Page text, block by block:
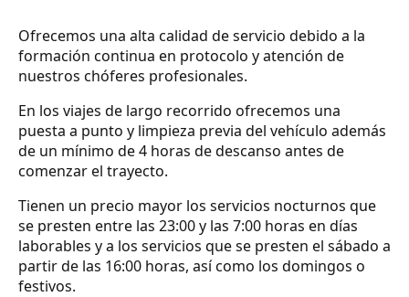
Ofrecemos una alta calidad de servicio debido a la
formación continua en protocolo y atención de
nuestros chóferes profesionales.
En los viajes de largo recorrido ofrecemos una
puesta a punto y limpieza previa del vehículo además
de un mínimo de 4 horas de descanso antes de
comenzar el trayecto.
Tienen un precio mayor los servicios nocturnos que
se presten entre las 23:00 y las 7:00 horas en días
laborables y a los servicios que se presten el sábado a
partir de las 16:00 horas, así como los domingos o
festivos.